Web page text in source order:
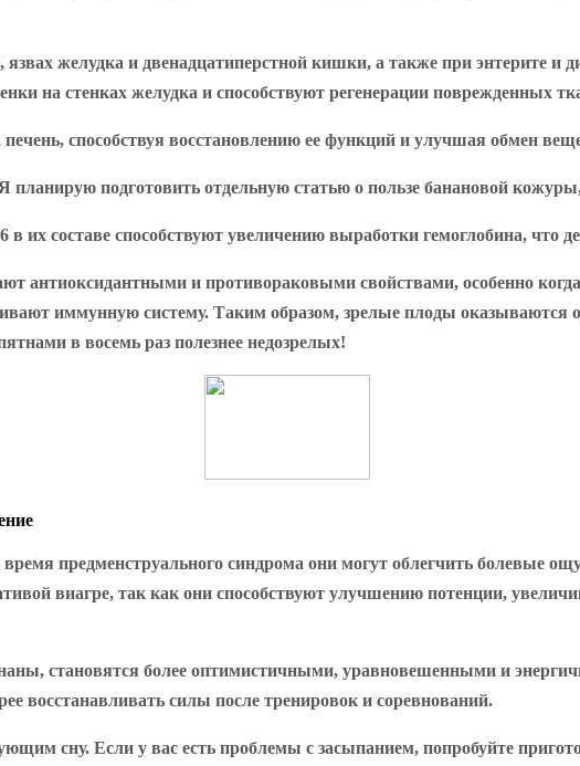
желудка и двенадцатиперстной кишки, а также при энтерите
на стенках желудка и способствуют регенерации поврежденных
способствуя восстановлению ее функций и улучшая обмен
подготовить отдельную статью о пользе банановой
составе способствуют увеличению выработки гемоглобина, что
антиоксидантными и противораковыми свойствами, особенно
иммунную систему. Таким образом, зрелые плоды оказываются
в восемь раз полезнее недозрелых!
предменструального синдрома они могут облегчить болевые
виагре, так как они способствуют улучшению потенции,
становятся более оптимистичными, уравновешенными и
восстанавливать силы после тренировок и соревнований.
сну. Если у вас есть проблемы с засыпанием, попробуйте